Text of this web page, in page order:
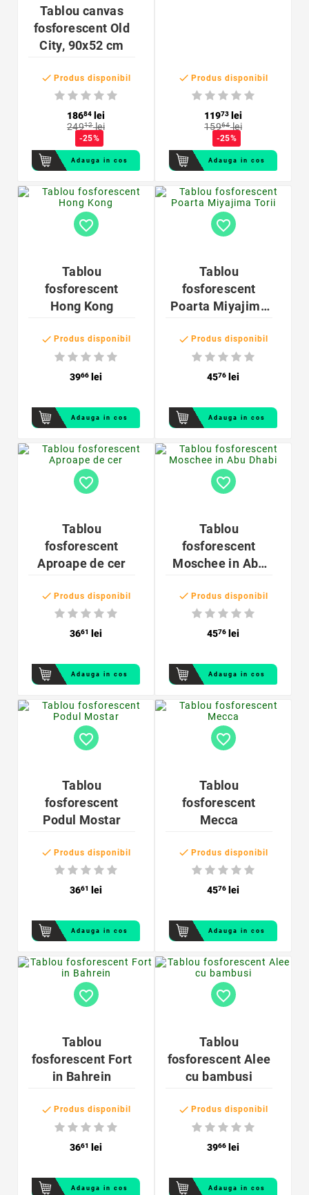
Tablou canvas
fosforescent Old
City, 90x52 cm
 Produs disponibil
18684
lei
24912lei
-25%
Adauga in cos
 Produs disponibil
11973
lei
15964lei
-25%
Adauga in cos
favorite_border
Tablou
fosforescent
Hong Kong
 Produs disponibil
3966 lei
Adauga in cos
favorite_border
Tablou
fosforescent
Poarta Miyajima
 Produs disponibil
4576 lei
Adauga in cos
favorite_border
Tablou
fosforescent
Aproape de cer
 Produs disponibil
3661 lei
Adauga in cos
favorite_border
Tablou
fosforescent
Moschee in Abu
 Produs disponibil
4576 lei
Adauga in cos
favorite_border
Tablou
fosforescent
Podul Mostar
 Produs disponibil
3661 lei
Adauga in cos
favorite_border
Tablou
fosforescent
Mecca
 Produs disponibil
4576 lei
Adauga in cos
favorite_border
Tablou
fosforescent Fort
in Bahrein
 Produs disponibil
3661 lei
Adauga in cos
favorite_border
Tablou
fosforescent Alee
cu bambusi
 Produs disponibil
3966 lei
Adauga in cos